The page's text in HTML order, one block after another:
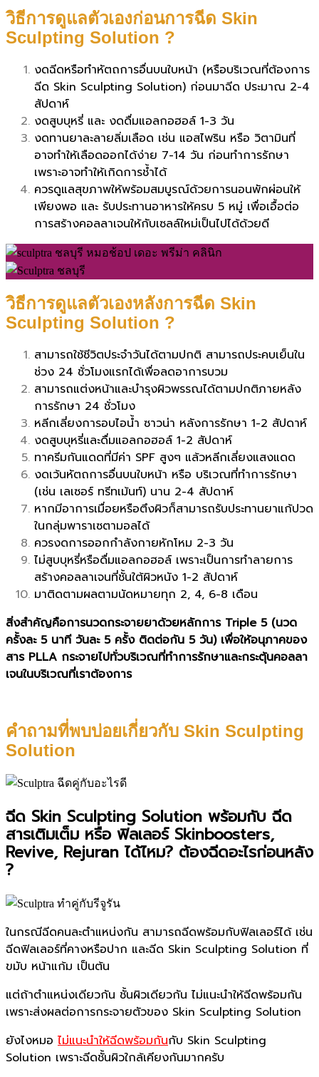
วิธีการดูแลตัวเองก่อนการฉีด Skin
Sculpting Solution ?
งดฉีดหรือทำหัตถการอื่นบนใบหน้า (หรือบริเวณที่ต้องการ
ฉีด Skin Sculpting Solution) ก่อนมาฉีด ประมาณ 2-4
สัปดาห์
งดสูบบุหรี่ และ งดดื่มแอลกอฮอล์ 1-3 วัน
งดทานยาละลายลิ่มเลือด เช่น แอสไพริน หรือ วิตามินที่
อาจทำให้เลือดออกได้ง่าย 7-14 วัน ก่อนทำการรักษา
เพราะอาจทำให้เกิดการช้ำได้
ควรดูแลสุขภาพให้พร้อมสมบูรณ์ด้วยการนอนพักผ่อนให้
เพียงพอ และ รับประทานอาหารให้ครบ 5 หมู่ เพื่อเอื้อต่อ
การสร้างคอลลาเจนให้กับเซลล์ใหม่เป็นไปได้ด้วยดี
วิธีการดูแลตัวเองหลังการฉีด Skin
Sculpting Solution ?
สามารถใช้ชีวิตประจำวันได้ตามปกติ สามารถประคบเย็นใน
ช่วง 24 ชั่วโมงแรกได้เพื่อลดอาการบวม
สามารถแต่งหน้าและบำรุงผิวพรรณได้ตามปกติภายหลัง
การรักษา 24 ชั่วโมง
หลีกเลี่ยงการอบไอน้ำ ซาวน่า หลังการรักษา 1-2 สัปดาห์
งดสูบบุหรี่และดื่มแอลกอฮอล์ 1-2 สัปดาห์
ทาครีมกันแดดที่มีค่า SPF สูงๆ แล้วหลีกเลี่ยงแสงแดด
งดเว้นหัตถการอื่นบนใบหน้า หรือ บริเวณที่ทำการรักษา
(เช่น เลเซอร์ ทรีทเม้นท์) นาน 2-4 สัปดาห์
หากมีอาการเมื่อยหรือตึงผิวก็สามารถรับประทานยาแก้ปวด
ในกลุ่มพาราเซตามอลได้
ควรงดการออกกำลังกายหักโหม 2-3 วัน
ไม่สูบบุหรี่หรือดื่มแอลกอฮอล์ เพราะเป็นการทำลายการ
สร้างคอลลาเจนที่ชั้นใต้ผิวหนัง 1-2 สัปดาห์
มาติดตามผลตามนัดหมายทุก 2, 4, 6-8 เดือน
สิ่งสำคัญคือการนวดกระจายยาด้วยหลักการ Triple 5 (นวด
ครั้งละ 5 นาที วันละ 5 ครั้ง ติดต่อกัน 5 วัน) เพื่อให้อนุภาคของ
สาร PLLA กระจายไปทั่วบริเวณที่ทำการรักษาและกระตุ้นคอลลา
เจนในบริเวณที่เราต้องการ
คำถามที่พบบ่อยเกี่ยวกับ Skin Sculpting
Solution
ฉีด Skin Sculpting Solution พร้อมกับ ฉีด
สารเติมเต็ม หรือ ฟิลเลอร์ Skinboosters,
Revive, Rejuran ได้ไหม? ต้องฉีดอะไรก่อนหลัง
?
ในกรณีฉีดคนละตำแหน่งกัน สามารถฉีดพร้อมกับฟิลเลอร์ได้ เช่น
ฉีดฟิลเลอร์ที่คางหรือปาก และฉีด Skin Sculpting Solution ที่
ขมับ หน้าแก้ม เป็นต้น
แต่ถ้าตำแหน่งเดียวกัน ชั้นผิวเดียวกัน ไม่แนะนำให้ฉีดพร้อมกัน
เพราะส่งผลต่อการกระจายตัวของ Skin Sculpting Solution
ยังไงหมอ ไม่แนะนำให้ฉีดพร้อมกันกับ Skin Sculpting
Solution เพราะฉีดชั้นผิวใกล้เคียงกันมากครับ